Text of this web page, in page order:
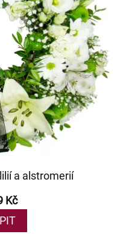
a alstromerií
Kč